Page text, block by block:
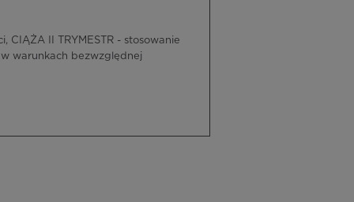
CIĄŻA II TRYMESTR - stosowanie
warunkach bezwzględnej